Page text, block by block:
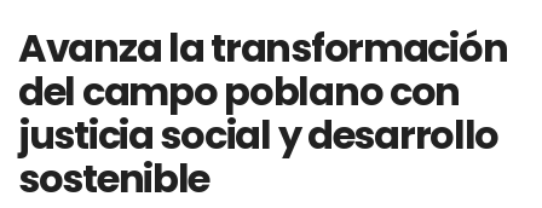
Avanza la transformación
del campo poblano con
justicia social y desarrollo
sostenible